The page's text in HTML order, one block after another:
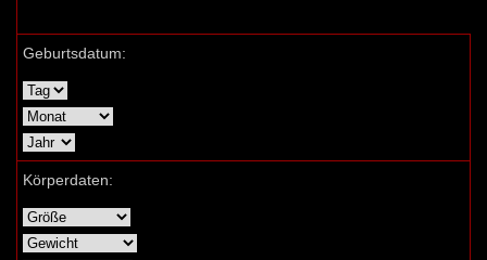
Geburtsdatum:
Körperdaten: